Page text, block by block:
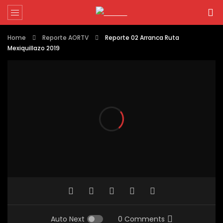
Home Reporte AORTV
Reporte 02 Arranca Ruta
Mexiquillazo 2019
Auto Next 0 Comments